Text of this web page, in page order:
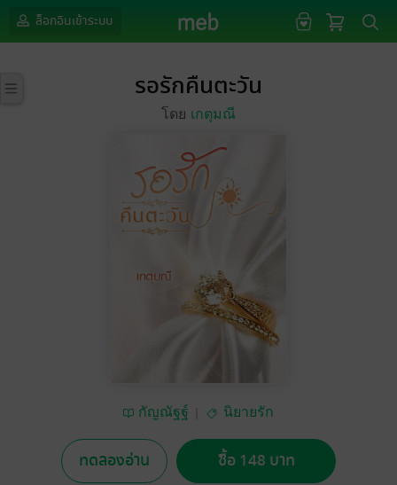
ล็อกอินเข้าระบบ
รอรักคืนตะวัน
โดย เกตุมณี
กัญณัฐฐ์ นิยายรัก
ทดลองอ่าน ซื้อ 148 บาท